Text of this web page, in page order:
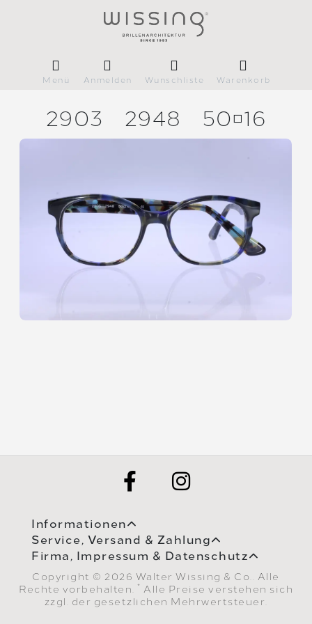
Menü Anmelden Wunschliste Warenkorb
2903 2948 5016
Informationen
Service, Versand & Zahlung
Firma, Impressum & Datenschutz
Copyright © 2026 Walter Wissing & Co.. Alle
Rechte vorbehalten.
* Alle Preise verstehen sich
zzgl. der gesetzlichen Mehrwertsteuer.